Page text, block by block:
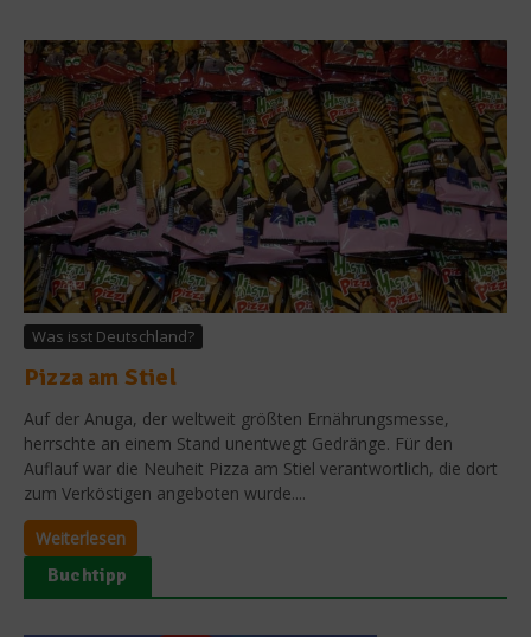
Was isst Deutschland?
Pizza am Stiel
Auf der Anuga, der weltweit größten Ernährungsmesse,
herrschte an einem Stand unentwegt Gedränge. Für den
Auflauf war die Neuheit Pizza am Stiel verantwortlich, die dort
zum Verköstigen angeboten wurde....
Weiterlesen
Buchtipp